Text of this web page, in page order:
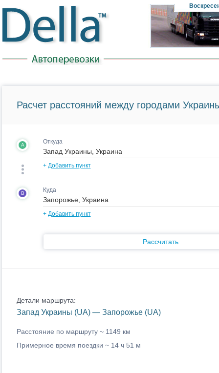
Расчет расстояний между городами
A Откуда
+ Добавить пункт
B Куда
+ Добавить пункт
Рассчитать
Детали маршрута:
Запад Украины (UA) — Запорожье (UA)
Расстояние по маршруту ~ 1149 км
Примерное время поездки ~ 14 ч 51 м